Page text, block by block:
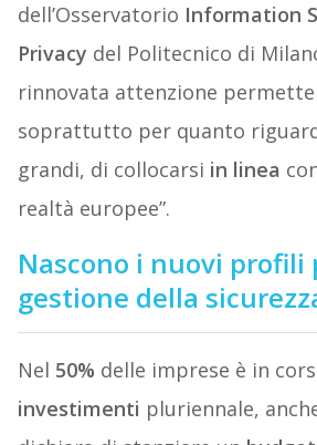
dell’Osservatorio Information
Privacy del Politecnico di
rinnovata attenzione
soprattutto per quanto
grandi, di collocarsi in linea
realtà europee”.
Nascono i nuovi profili
gestione della
Nel 50% delle imprese è in
investimenti pluriennale,